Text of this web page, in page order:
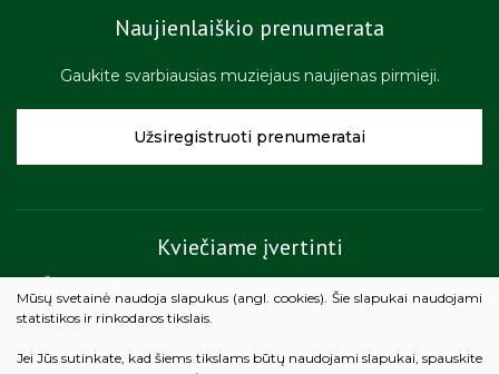
Naujienlaiškio prenumerata
Gaukite svarbiausias muziejaus naujienas pirmieji.
Užsiregistruoti prenumeratai
Kviečiame įvertinti
Žemaičių muziejaus „Alka“ teikiamų paslaugų kokybę.
Vertinti
Mūsų svetainė naudoja slapukus (angl. cookies). Šie slapukai naudojami
statistikos ir rinkodaros tikslais.
Jei Jūs sutinkate, kad šiems tikslams būtų naudojami slapukai, spauskite